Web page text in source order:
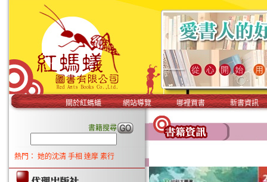
關於紅螞蟻 網站導覽 哪裡買書 新書資訊
書籍搜尋
熱門： 她的沈清 手相 達摩 素行